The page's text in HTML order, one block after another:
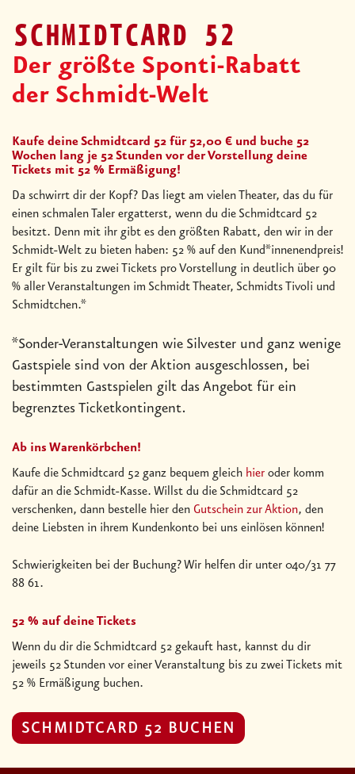
SCHMIDTCARD 52
Der größte Sponti-Rabatt
der Schmidt-Welt
Kaufe deine Schmidtcard 52 für 52,00 € und buche 52
Wochen lang je 52 Stunden vor der Vorstellung deine
Tickets mit 52 % Ermäßigung!
Da schwirrt dir der Kopf? Das liegt am vielen Theater, das du für
einen schmalen Taler ergatterst, wenn du die Schmidtcard 52
besitzt. Denn mit ihr gibt es den größten Rabatt, den wir in der
Schmidt-Welt zu bieten haben: 52 % auf den Kund*innenendpreis!
Er gilt für bis zu zwei Tickets pro Vorstellung in deutlich über 90
% aller Veranstaltungen im Schmidt Theater, Schmidts Tivoli und
Schmidtchen.*
*Sonder-Veranstaltungen wie Silvester und ganz wenige
Gastspiele sind von der Aktion ausgeschlossen, bei
bestimmten Gastspielen gilt das Angebot für ein
begrenztes Ticketkontingent.
Ab ins Warenkörbchen!
Kaufe die Schmidtcard 52 ganz bequem gleich hier oder komm
dafür an die Schmidt-Kasse. Willst du die Schmidtcard 52
verschenken, dann bestelle hier den Gutschein zur Aktion, den
deine Liebsten in ihrem Kundenkonto bei uns einlösen können!
Schwierigkeiten bei der Buchung? Wir helfen dir unter 040/31 77
88 61.
52 % auf deine Tickets
Wenn du dir die Schmidtcard 52 gekauft hast, kannst du dir
jeweils 52 Stunden vor einer Veranstaltung bis zu zwei Tickets mit
52 % Ermäßigung buchen.
SCHMIDTCARD 52 BUCHEN